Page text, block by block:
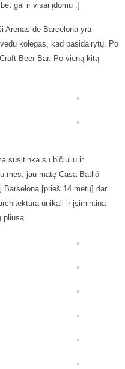
gal ir visai įdomu :]
Arenas de Barcelona yra
kolegas, kad pasidairytų. Po
Beer Bar. Po vieną kitą
susitinka su bičiuliu ir
mes, jau matę Casa Batlló
Barseloną [prieš 14 metų] dar
unikali ir įsimintina
pliusą.